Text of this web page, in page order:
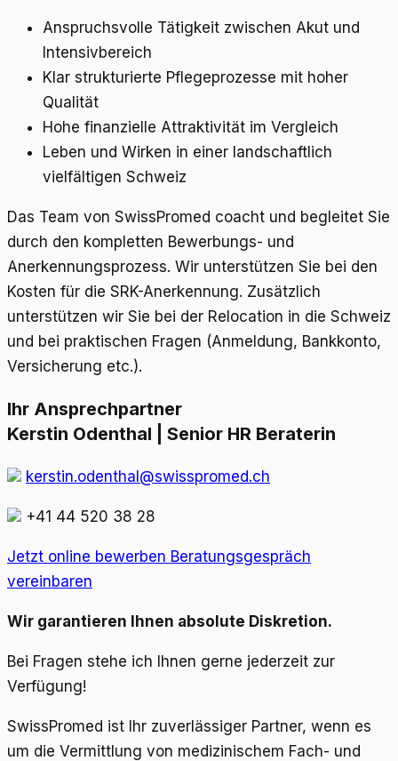
Anspruchsvolle Tätigkeit zwischen Akut und
Intensivbereich
Klar strukturierte Pflegeprozesse mit hoher
Qualität
Hohe finanzielle Attraktivität im Vergleich
Leben und Wirken in einer landschaftlich
vielfältigen Schweiz
Das Team von SwissPromed coacht und begleitet Sie
durch den kompletten Bewerbungs- und
Anerkennungsprozess. Wir unterstützen Sie bei den
Kosten für die SRK-Anerkennung. Zusätzlich
unterstützen wir Sie bei der Relocation in die Schweiz
und bei praktischen Fragen (Anmeldung, Bankkonto,
Versicherung etc.).
Ihr Ansprechpartner
Kerstin Odenthal | Senior HR Beraterin
kerstin.odenthal@swisspromed.ch
+41 44 520 38 28
Jetzt online bewerben Beratungsgespräch
vereinbaren
Wir garantieren Ihnen absolute Diskretion.
Bei Fragen stehe ich Ihnen gerne jederzeit zur
Verfügung!
SwissPromed ist Ihr zuverlässiger Partner, wenn es
um die Vermittlung von medizinischem Fach- und